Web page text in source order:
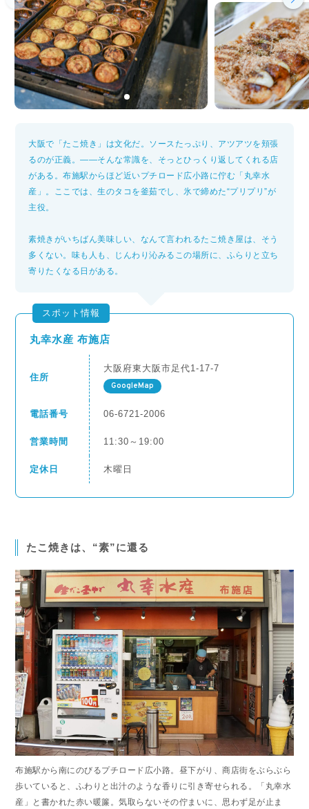
大阪で「たこ焼き」は文化だ。ソースたっぷり、アツアツを頬張
るのが正義。——そんな常識を、そっとひっくり返してくれる店
がある。布施駅からほど近いプチロード広小路に佇む「丸幸水
産」。ここでは、生のタコを釜茹でし、氷で締めた“プリプリ”が
主役。
素焼きがいちばん美味しい、なんて言われるたこ焼き屋は、そう
多くない。味も人も、じんわり沁みるこの場所に、ふらりと立ち
寄りたくなる日がある。
スポット情報
丸幸水産 布施店
住所
大阪府東大阪市足代1-17-7
GoogleMap
電話番号 06-6721-2006
営業時間 11:30～19:00
定休日 木曜日
たこ焼きは、“素”に還る
布施駅から南にのびるプチロード広小路。昼下がり、商店街をぶらぶら
歩いていると、ふわりと出汁のような香りに引き寄せられる。「丸幸水
産」と書かれた赤い暖簾。気取らないその佇まいに、思わず足が止ま